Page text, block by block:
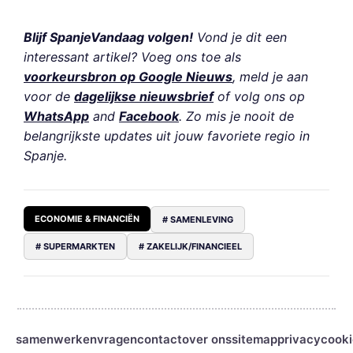
Blijf SpanjeVandaag volgen! Vond je dit een
interessant artikel? Voeg ons toe als
voorkeursbron op Google Nieuws, meld je aan
voor de dagelijkse nieuwsbriefof volg ons op
WhatsApp and Facebook. Zo mis je nooit de
belangrijkste updates uit jouw favoriete regio in
Spanje.
ECONOMIE & FINANCIËN # SAMENLEVING
# SUPERMARKTEN # ZAKELIJK/FINANCIEEL
samenwerkenvragencontactover onssitemapprivacy